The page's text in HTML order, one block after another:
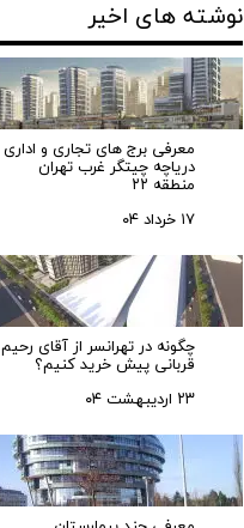
نوشته های اخیر
معرفی برج های تجاری و اداری
دریاچه چیتگر غرب تهران
منطقه ۲۲
۱۷ خرداد ۰۴
چگونه در تهرانسر از آقای رحیم
قربانی پیش خرید کنیم؟
۲۳ اردیبهشت ۰۴